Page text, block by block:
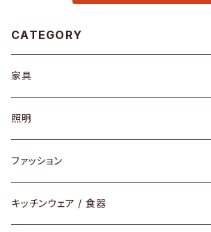
CATEGORY
家具
ソファ / ベンチ
チェア / スツール
ダイニングセット / ダイニングテーブル
照明
ペンダントライト
テーブルランプ / デスクスタンド
ファッション
アクセサリー
キッチンウェア / 食器